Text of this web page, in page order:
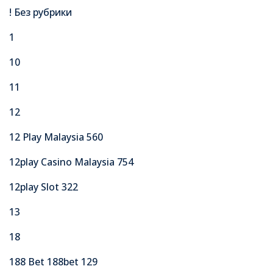
! Без рубрики
1
10
11
12
12 Play Malaysia 560
12play Casino Malaysia 754
12play Slot 322
13
18
188 Bet 188bet 129